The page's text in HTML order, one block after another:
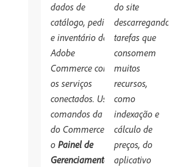
dados de
catálogo, pedido
e inventário da
Adobe
Commerce com
os serviços
conectados. Use
comandos da CLI
do Commerce ou
o Painel de
Gerenciamento
do site
descarregando
tarefas que
consomem
muitos
recursos,
como
indexação e
cálculo de
preços, do
aplicativo